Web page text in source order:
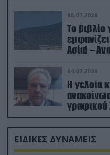
08.07.2026
Το
Ασία! –
04.07.2026
Η γελοία
γραφικού
Ρώσους
ΕΙΔΙΚΕΣ ΔΥΝΑΜΕΙΣ